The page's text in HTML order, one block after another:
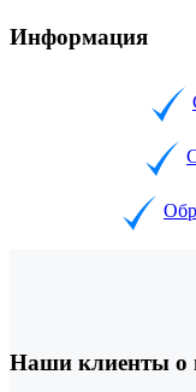
Информация
Наши клиенты о